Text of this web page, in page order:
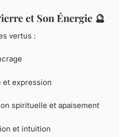
et Son Énergie 🔮
vertus :
et expression
spirituelle et apaisement
et intuition